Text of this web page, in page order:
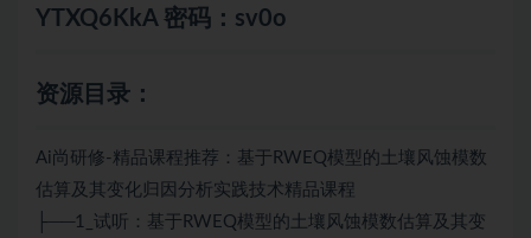
YTXQ6KkA 密码：sv0o
资源目录：
Ai尚研修-精品课程推荐：基于RWEQ模型的土壤风蚀模数
估算及其变化归因分析实践技术精品课程
├──1_试听：基于RWEQ模型的土壤风蚀模数估算及其变